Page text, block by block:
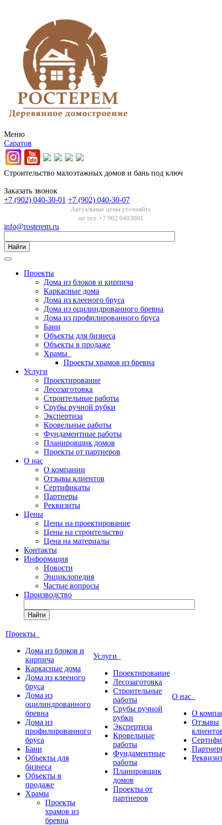
Меню
Саратов
Строительство малоэтажных домов и бань под ключ
Заказать звонок
+7 (902) 040-30-01 +7 (902) 040-30-07
Актуальные цены уточняйте
по тел: +7 902 0403001
info@rosterem.ru
Найти
Проекты
Дома из блоков и кирпича
Каркасные дома
Дома из клееного бруса
Дома из оцилиндрованного бревна
Дома из профилированного бруса
Бани
Объекты для бизнеса
Объекты в продаже
Храмы
Проекты храмов из бревна
Услуги
Проектирование
Лесозаготовка
Строительные работы
Срубы ручной рубки
Экспертиза
Кровельные работы
Фундаментные работы
Планировщик домов
Проекты от партнеров
О нас
О компании
Отзывы клиентов
Сертификаты
Партнеры
Реквизиты
Цены
Цены на проектирование
Цены на строительство
Цена на материалы
Контакты
Информация
Новости
Энциклопедия
Частые вопросы
Производство
Найти
Проекты
Дома из блоков и
кирпича
Каркасные дома
Дома из клееного
бруса
Дома из
оцилиндрованного
бревна
Дома из
профилированного
бруса
Бани
Объекты для
бизнеса
Объекты в
продаже
Храмы
Проекты
храмов из
бревна
Услуги
Проектирование
Лесозаготовка
Строительные
работы
Срубы ручной
рубки
Экспертиза
Кровельные
работы
Фундаментные
работы
Планировщик
домов
Проекты от
партнеров
О нас
О
Отзывы